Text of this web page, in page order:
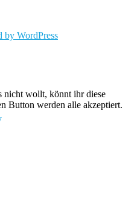
by WordPress
nicht wollt, könnt ihr diese
Button werden alle akzeptiert.